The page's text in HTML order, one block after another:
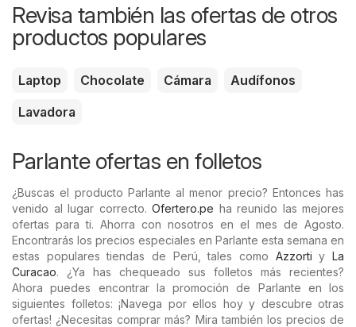
Revisa también las ofertas de otros
productos populares
Laptop Chocolate Cámara
Audífonos
Lavadora
Parlante ofertas en folletos
¿Buscas el producto Parlante al menor precio? Entonces has
venido al lugar correcto. Ofertero.pe ha reunido las mejores
ofertas para ti. Ahorra con nosotros en el mes de Agosto.
Encontrarás los precios especiales en Parlante esta semana en
estas populares tiendas de Perú, tales como Azzorti yLa
Curacao. ¿Ya has chequeado sus folletos más recientes?
Ahora puedes encontrar la promoción de Parlante en los
siguientes folletos: ¡Navega por ellos hoy y descubre otras
ofertas! ¿Necesitas comprar más? Mira también los precios de